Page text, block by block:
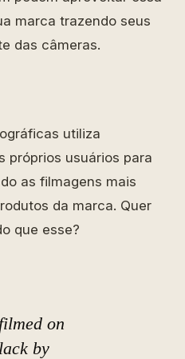
marca trazendo seus
das câmeras.
utiliza
próprios usuários para
as filmagens mais
da marca. Quer
que esse?
on
by